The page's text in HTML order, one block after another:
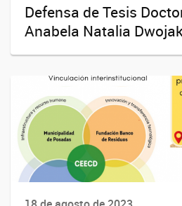
Defensa de Tesis
Anabela Natalia